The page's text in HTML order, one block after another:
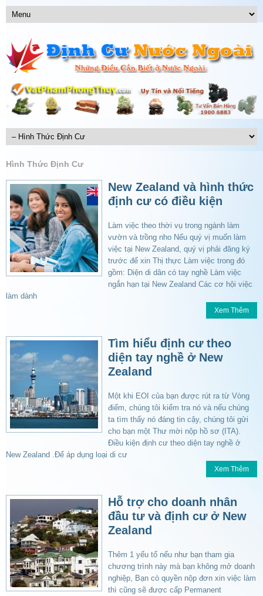
Hình Thức Định Cư
New Zealand và hình thức
định cư có điều kiện
Làm việc theo thời vụ trong ngành làm
vườn và trồng nho Nếu quý vị muốn làm
việc tại New Zealand, quý vị phải đăng ký
trước để xin Thị thực Làm việc trong đó
gồm: Diện di dân có tay nghề Làm việc
ngắn hạn tại New Zealand Các cơ hội việc
làm dành
Xem Thêm
Tìm hiểu định cư theo
diện tay nghề ở New
Zealand
Một khi EOI của bạn được rút ra từ Vòng
điểm, chúng tôi kiểm tra nó và nếu chúng
ta tìm thấy nó đáng tin cậy, chúng tôi gửi
cho bạn một Thư mời nộp hồ sơ (ITA).
Điều kiện định cư theo diện tay nghề ở
New Zealand .Để áp dụng loại di cư
Xem Thêm
Hỗ trợ cho doanh nhân
đầu tư và định cư ở New
Zealand
Thêm 1 yếu tố nếu như bạn tham gia
chương trình này mà bạn không mở doanh
nghiệp, Bạn cò quyền nộp đơn xin việc làm
thì cũng sẽ được cấp Permanent